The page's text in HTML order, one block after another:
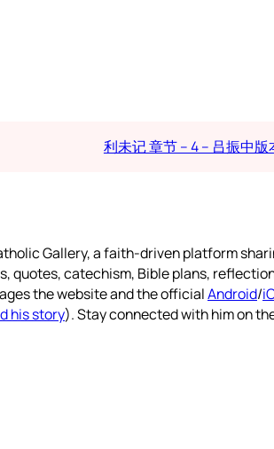
利未记 章节 – 4 – 吕振中版
Gallery, a faith-driven platform
quotes, catechism, Bible plans,
the website and the officialAndroid/
his story). Stay connected with him on